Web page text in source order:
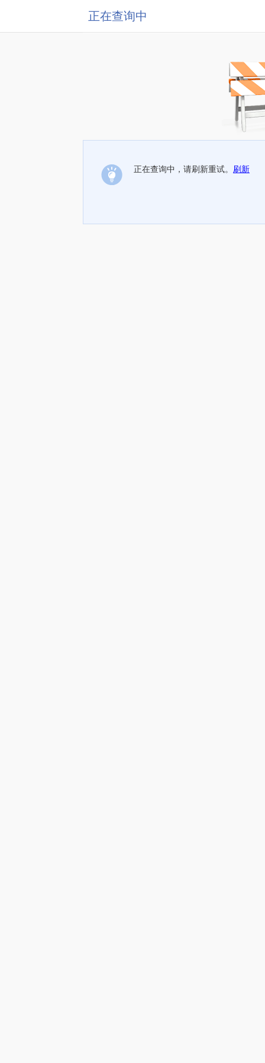
正在查询中
正在查询中，请刷新重试。 刷新